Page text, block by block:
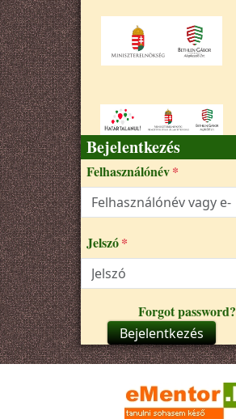
Bejelentkezés
Felhasználónév
Jelszó
Forgot password?
Bejelentkezés